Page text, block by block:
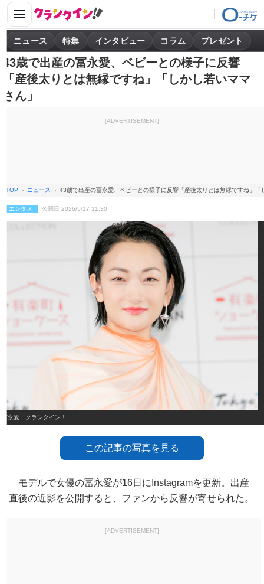
ニュース 特集 インタビュー コラム プレゼント
43歳で出産の冨永愛、ベビーとの様子に反響
「産後太りとは無縁ですね」「しかし若いママ
さん」
[ADVERTISEMENT]
TOP ニュース 43歳で出産の冨永愛、ベビーとの様子に反響「産後太りとは無縁ですね」「
エンタメ 公開日 2026/5/17 11:30
冨永愛 クランクイン！
この記事の写真を見る
モデルで女優の冨永愛が16日にInstagramを更新。出産
直後の近影を公開すると、ファンから反響が寄せられた。
[ADVERTISEMENT]